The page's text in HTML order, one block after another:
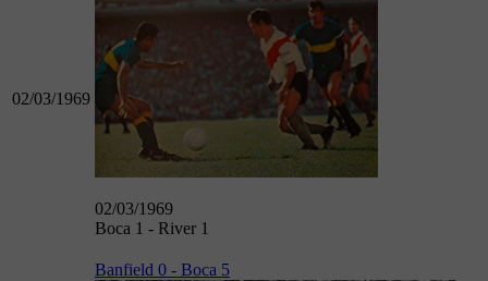
02/03/1969
02/03/1969
Boca 1 - River 1
Banfield 0 - Boca 5